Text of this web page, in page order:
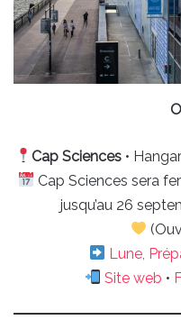
Cap Sciences •
Cap Sciences sera
jusqu’au 26
Lune,
Site web •